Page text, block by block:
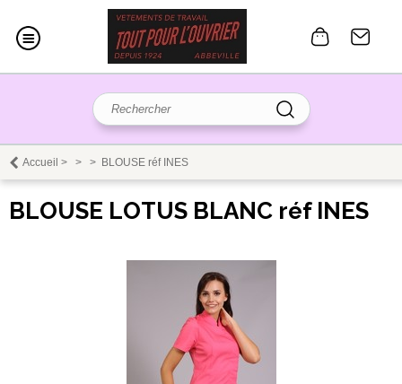
Accueil > > > BLOUSE réf INES
BLOUSE LOTUS BLANC réf INES